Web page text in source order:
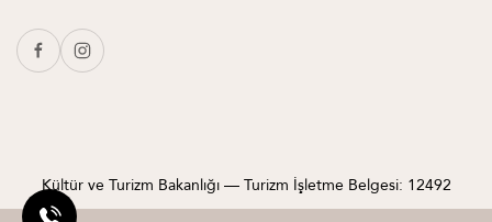
Kültür ve Turizm Bakanlığı — Turizm İşletme Belgesi: 12492